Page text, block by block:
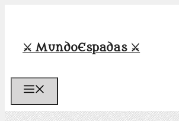
contenido
⚔️ MundoEspadas ⚔️